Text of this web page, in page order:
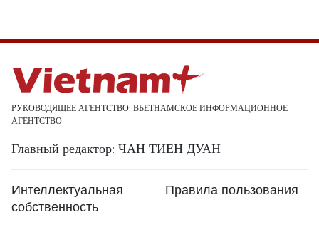
РУКОВОДЯЩЕЕ АГЕНТСТВО: ВЬЕТНАМСКОЕ ИНФОРМАЦИОННОЕ
АГЕНТСТВО
Главный редактор: ЧАН ТИЕН ДУАН
Интеллектуальная
собственность
Правила пользования